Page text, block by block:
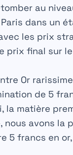
au
dans un
les prix
prix final sur
Or rarissime
de 5
la matière
nous avons la
5 francs en